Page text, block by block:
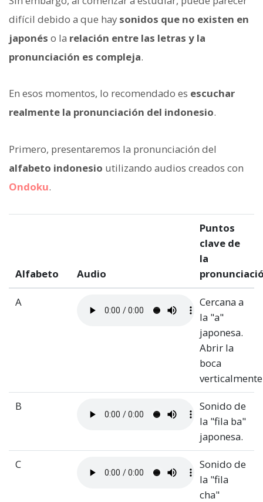
difícil debido a que hay sonidos que no existen en
japonés o la relación entre las letras y la
pronunciación es compleja.
En esos momentos, lo recomendado es escuchar
realmente la pronunciación del indonesio.
Primero, presentaremos la pronunciación del
alfabeto indonesio utilizando audios creados con
Ondoku.
Alfabeto Audio
Puntos
clave de
la
A
Cercana a
la "a"
japonesa.
Abrir la
boca
B
Sonido de
la "fila ba"
japonesa.
C
Sonido de
la "fila
cha"